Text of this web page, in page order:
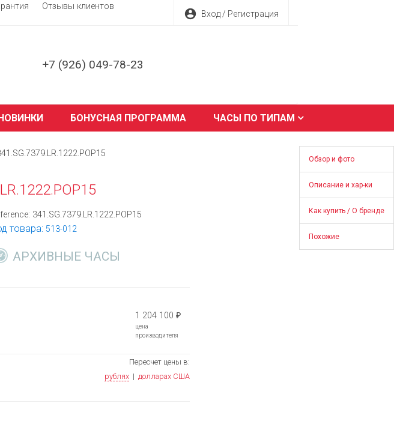
Отзывы клиентов
account_circle Вход / Регистрация
+7 (926) 049-78-23
БОНУСНАЯ ПРОГРАММА ЧАСЫ ПО ТИПАМ
Обзор и фото
Описание и хар-ки
Как купить / О бренде
Похожие
341.SG.7379.LR.1222.POP15
товара: 513-012
АРХИВНЫЕ ЧАСЫ
1 204 100₽
цена
производителя
Пересчет цены в:
рублях | долларах США